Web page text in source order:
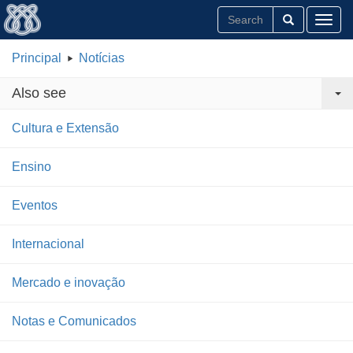
Principal Notícias
Also see
Cultura e Extensão
Ensino
Eventos
Internacional
Mercado e inovação
Notas e Comunicados